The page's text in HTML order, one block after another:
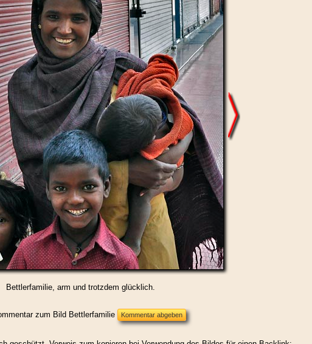
Bettlerfamilie, arm und trotzdem glücklich.
zum Bild Bettlerfamilie